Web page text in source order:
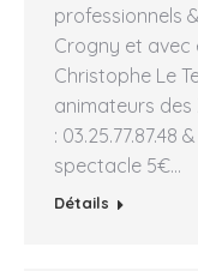
professionnels
Crogny et avec
Christophe Le
animateurs des
: 03.25.77.87.48
spectacle 5€…
Détails